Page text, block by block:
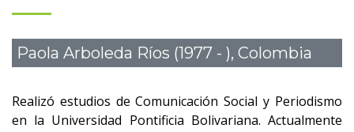
Paola Arboleda Ríos (1977 - ), Colombia
Realizó estudios de Comunicación Social y Periodismo
en la Universidad Pontificia Bolivariana. Actualmente